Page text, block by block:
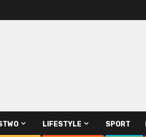
LIFESTYLE SPORT